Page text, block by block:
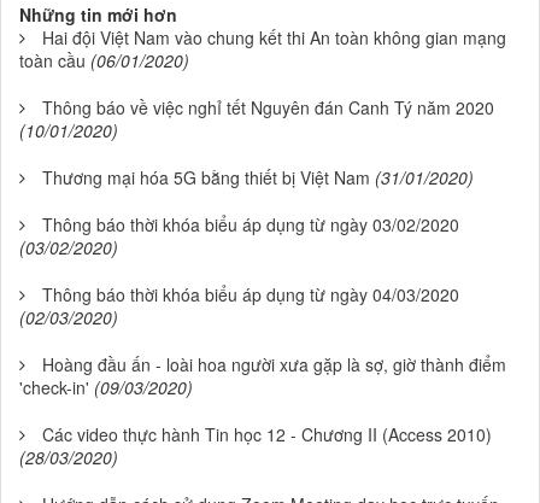
Những tin mới hơn
Hai đội Việt Nam vào chung kết thi An toàn không gian mạng
toàn cầu (06/01/2020)
Thông báo về việc nghỉ tết Nguyên đán Canh Tý năm 2020
(10/01/2020)
Thương mại hóa 5G bằng thiết bị Việt Nam (31/01/2020)
Thông báo thời khóa biểu áp dụng từ ngày 03/02/2020
(03/02/2020)
Thông báo thời khóa biểu áp dụng từ ngày 04/03/2020
(02/03/2020)
Hoàng đầu ấn - loài hoa người xưa gặp là sợ, giờ thành điểm
'check-in' (09/03/2020)
Các video thực hành Tin học 12 - Chương II (Access 2010)
(28/03/2020)